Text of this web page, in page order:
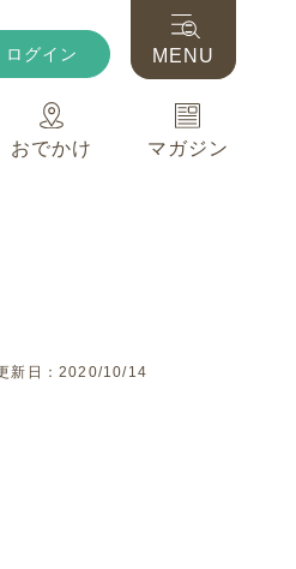
ログイン
おでかけ マガジン
MENU
新日：2020/10/14